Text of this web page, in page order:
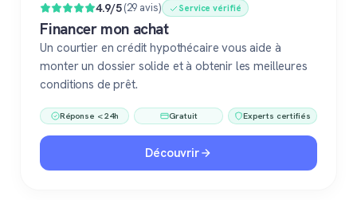
4.9/5(29 avis) Service vérifié
Financer mon achat
Un courtier en crédit hypothécaire vous aide à
monter un dossier solide et à obtenir les meilleures
conditions de prêt.
Réponse < 24h Gratuit Experts certifiés
Découvrir